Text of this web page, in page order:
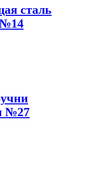
сталь
№14
№27